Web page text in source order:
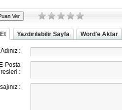
Yazdırılabilir Sayfa Word'e Aktar